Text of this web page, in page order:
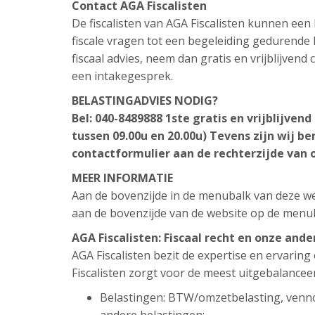
Contact AGA Fiscalisten
De fiscalisten van AGA Fiscalisten kunnen
fiscale vragen tot een begeleiding
fiscaal advies, neem dan gratis en
een intakegesprek.
BELASTINGADVIES NODIG?
Bel: 040-8489888 1ste gratis en
tussen 09.00u en 20.00u) Tevens zijn wij
contactformulier aan de rechterzijde van
MEER INFORMATIE
Aan de bovenzijde in de menubalk van deze
aan de bovenzijde van de website op de
AGA Fiscalisten: Fiscaal recht en onze
AGA Fiscalisten bezit de expertise en
Fiscalisten zorgt voor de meest
Belastingen: BTW/omzetbelasting,